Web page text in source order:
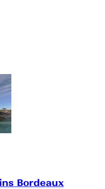
Bordeaux